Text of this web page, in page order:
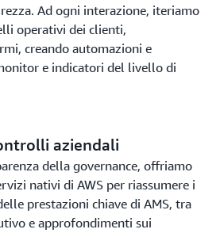
Ad ogni interazione, iteriamo
operativi dei clienti,
creando automazioni e
e indicatori del livello di
aziendali
della governance, offriamo
nativi di AWS per riassumere i
prestazioni chiave di AMS, tra
e approfondimenti sui